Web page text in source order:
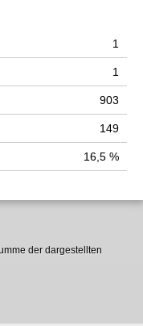
1
1
903
149
16,5 %
der dargestellten